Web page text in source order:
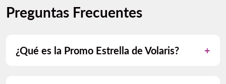
Preguntas Frecuentes
¿Qué es la Promo Estrella de Volaris?